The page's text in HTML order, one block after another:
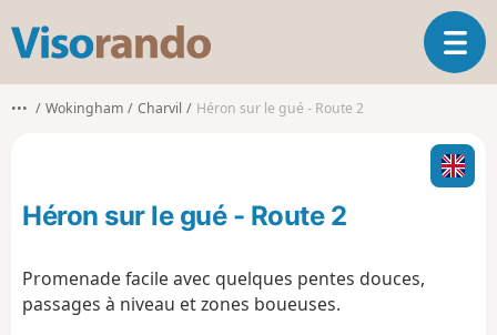
s
o
o
O
u
i
r
l
••• Wokingham Charvil Héron sur le gué - Route 2
Héron sur le gué - Route 2
Promenade facile avec quelques pentes douces,
passages à niveau et zones boueuses.